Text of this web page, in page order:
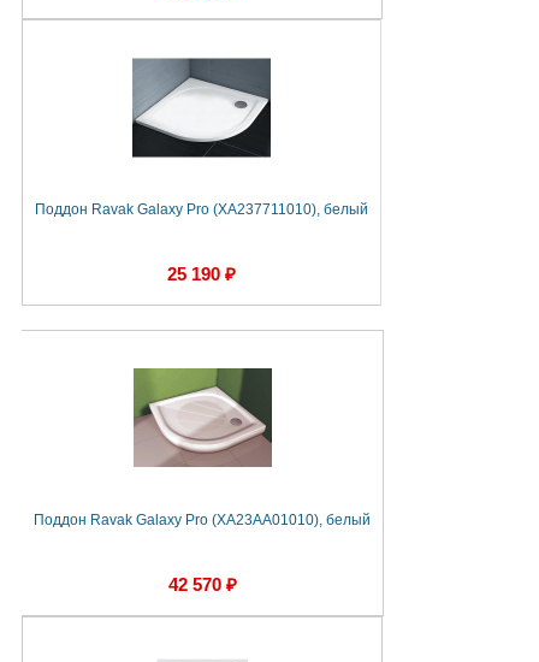
Поддон Ravak Galaxy Pro (XA237711010), белый
25 190 ₽
Поддон Ravak Galaxy Pro (XA23AA01010), белый
42 570 ₽